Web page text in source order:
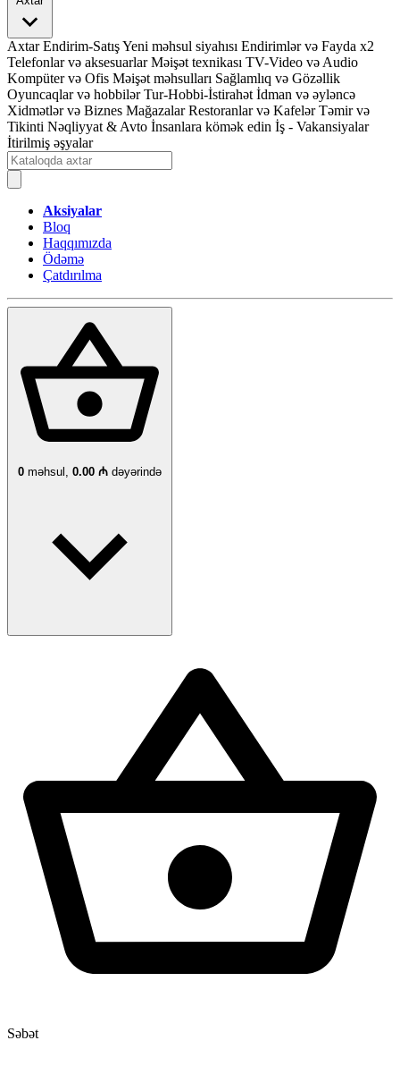
Axtar Endirim-SatışYeni məhsul siyahısı Endirimlər və Fayda x2
Telefonlar və aksesuarlar Məişət texnikası TV-Video və Audio
Kompüter və Ofis Məişət məhsulları Sağlamlıq və Gözəllik
Oyuncaqlar və hobbilər Tur-Hobbi-İstirahət İdman və əyləncə
Xidmətlər və Biznes Mağazalar Restoranlar və Kafelər Təmir və
Tikinti Nəqliyyat & Avto İnsanlara kömək edin İş - Vakansiyalar
İtirilmiş əşyalar
Aksiyalar
Bloq
Haqqımızda
Ödəmə
Çatdırılma
0 məhsul, 0.00 ₼ dəyərində
Səbət